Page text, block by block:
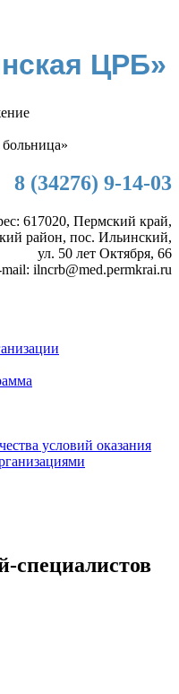
ЦРБ»
8 (34276) 9-14-03
617020, Пермский край,
район, пос. Ильинский,
ул. 50 лет Октября, 66
mail: ilncrb@med.permkrai.ru
условий оказания
специалистов